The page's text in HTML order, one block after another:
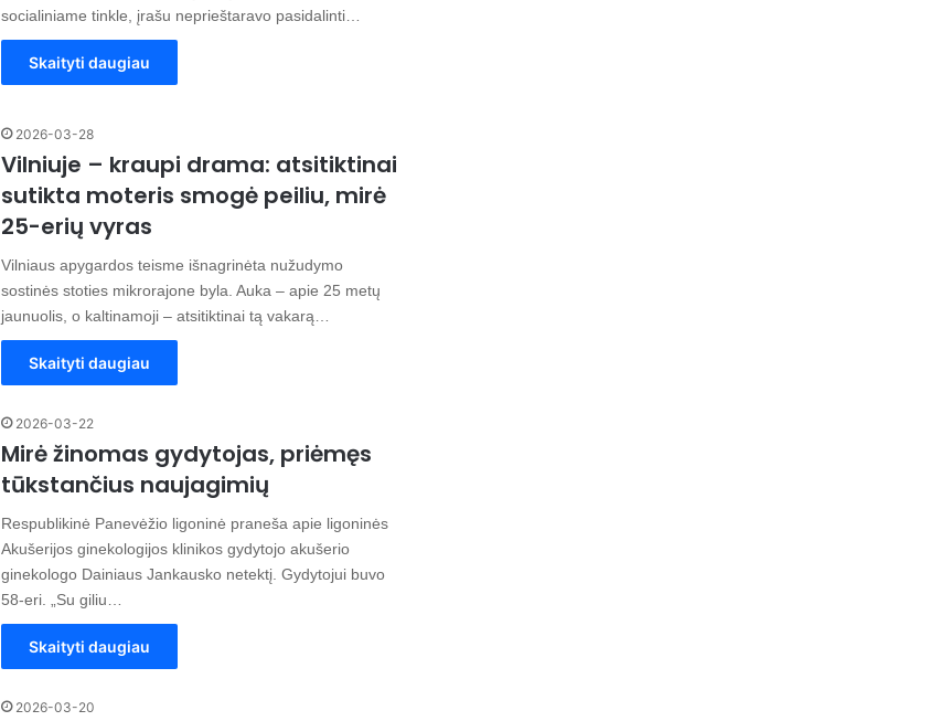
socialiniame tinkle, įrašu neprieštaravo pasidalinti…
Skaityti daugiau
2026-03-28
Vilniuje – kraupi drama: atsitiktinai
sutikta moteris smogė peiliu, mirė
25-erių vyras
Vilniaus apygardos teisme išnagrinėta nužudymo
sostinės stoties mikrorajone byla. Auka – apie 25 metų
jaunuolis, o kaltinamoji – atsitiktinai tą vakarą…
Skaityti daugiau
2026-03-22
Mirė žinomas gydytojas, priėmęs
tūkstančius naujagimių
Respublikinė Panevėžio ligoninė praneša apie ligoninės
Akušerijos ginekologijos klinikos gydytojo akušerio
ginekologo Dainiaus Jankausko netektį. Gydytojui buvo
58-eri. „Su giliu…
Skaityti daugiau
2026-03-20